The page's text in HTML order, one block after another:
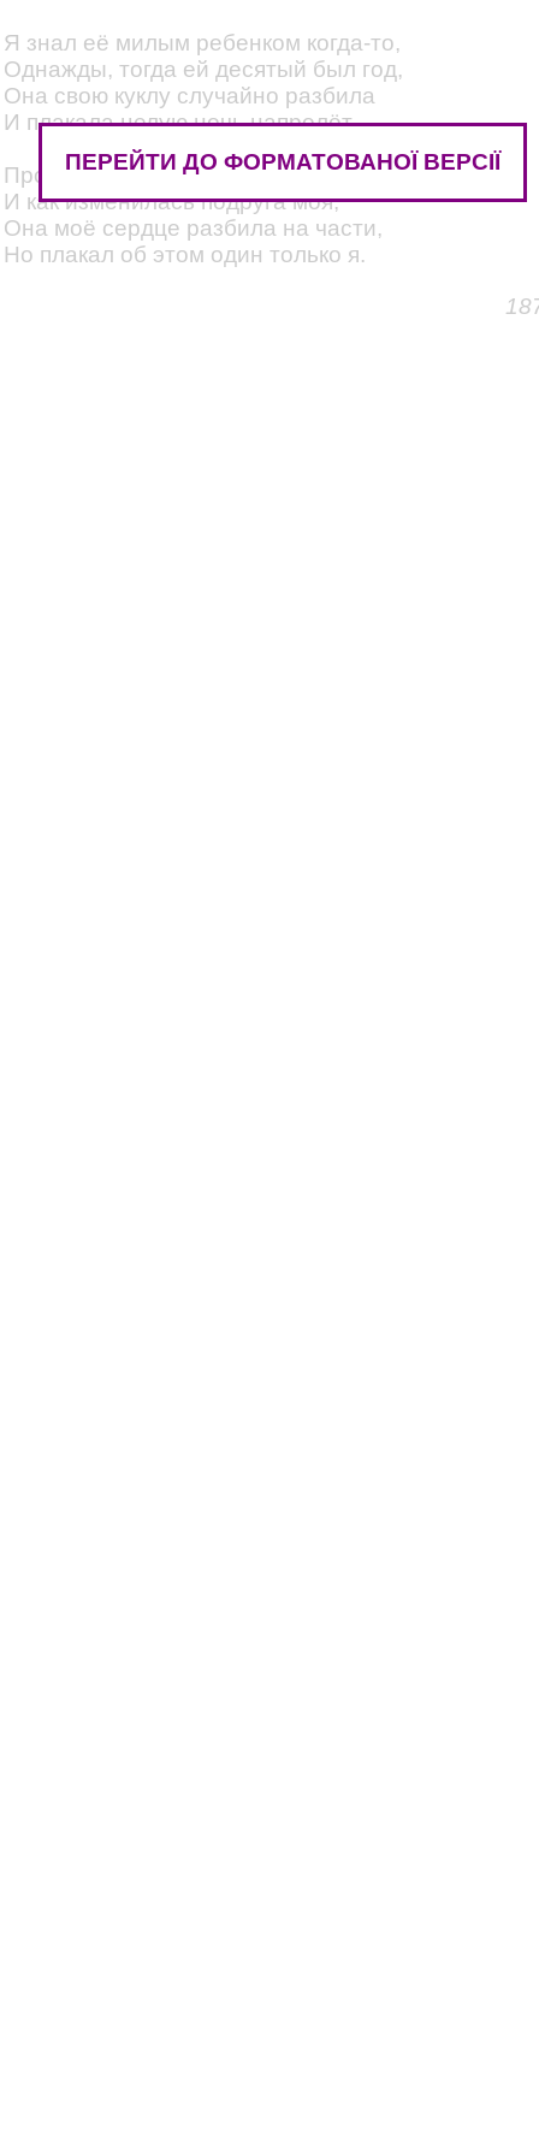
Я знал её милым ребенком когда-то,
Однажды, тогда ей десятый был год,
Она свою куклу случайно разбила
И плакала целую ночь напролёт.
Промчалось, как ясное облако, детство
И как изменилась подруга моя,
Она моё сердце разбила на части,
Но плакал об этом один только я.
ПЕРЕЙТИ ДО ФОРМАТОВАНОЇ ВЕРСІЇ